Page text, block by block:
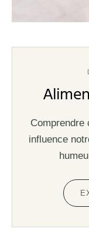
Comprendre
influence